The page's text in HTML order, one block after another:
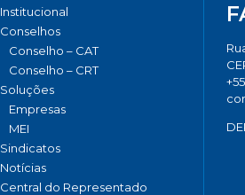
Institucional
Conselhos
Conselho – CAT
Conselho – CRT
Soluções
Empresas
MEI
Sindicatos
Notícias
Central do Representado